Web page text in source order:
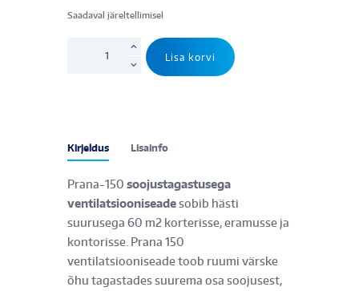
Saadaval järeltellimisel
ventilatsiooniseade
kogus
Lisa korvi
Kirjeldus Lisainfo
Prana-150 soojustagastusega
ventilatsiooniseadesobib hästi
suurusega 60 m2 korterisse, eramusse ja
kontorisse. Prana 150
ventilatsiooniseade toob ruumi värske
õhu tagastades suurema osa soojusest,